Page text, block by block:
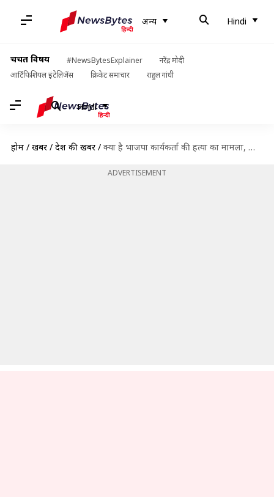
अन्य Hindi
चर्चित विषय #NewsBytesExplainer
नरेंद्र मोदी
आर्टिफिशियल इंटेलिजेंस
क्रिकेट समाचार राहुल गांधी
Hindi
होम / खबरें / देश की खबरें / क्या है भाजपा कार्यकर्ता की हत्या का मामला, जिसमें कलकत्ता हाई कोर्ट ने दिया दूसरे पोस्टमार्टम का आदेश?
ADVERTISEMENT